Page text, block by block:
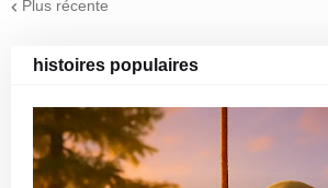
Plus récente
histoires populaires